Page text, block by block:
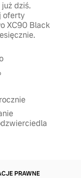
dziś.
oferty
XC90 Black
PRAWNE